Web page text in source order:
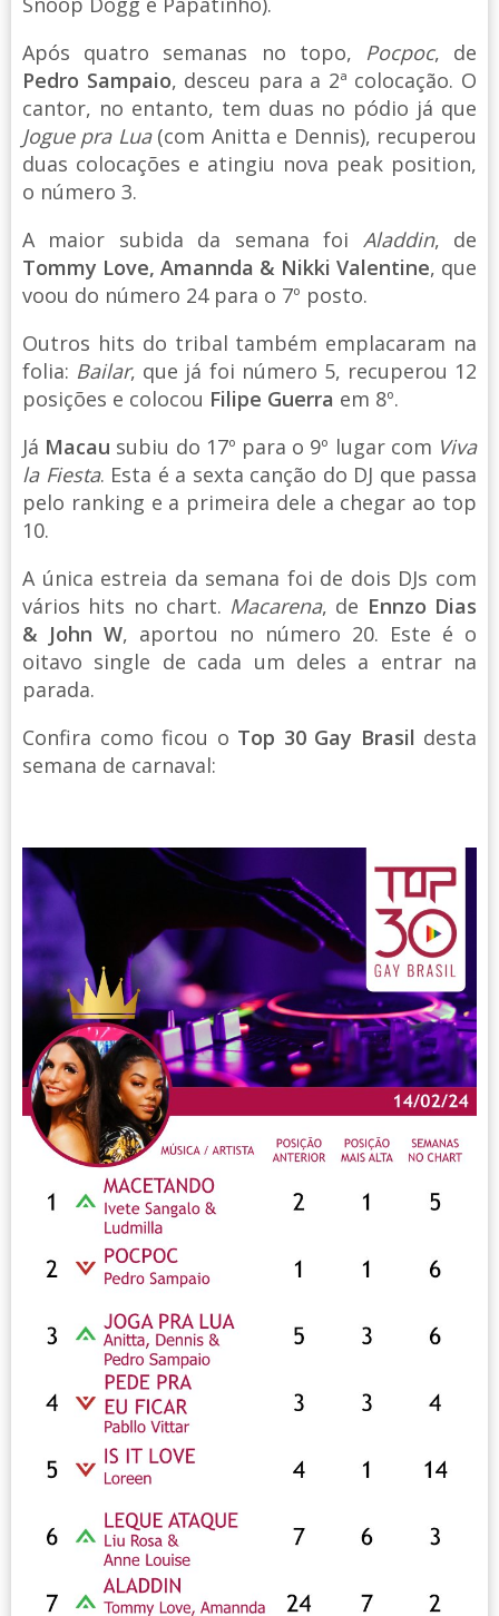
Após quatro semanas no topo, Pocpoc, de
Pedro Sampaio, desceu para a 2ª colocação. O
cantor, no entanto, tem duas no pódio já que
Jogue pra Lua(com Anitta e Dennis), recuperou
duas colocações e atingiu nova peak position,
o número 3.
A maior subida da semana foi Aladdin, de
Tommy Love, Amannda & Nikki Valentine, que
voou do número 24 para o 7º posto.
Outros hits do tribal também emplacaram na
folia: Bailar, que já foi número 5, recuperou 12
posições e colocou Filipe Guerra em 8º.
Já Macau subiu do 17º para o 9º lugar com Viva
la Fiesta. Esta é a sexta canção do DJ que passa
pelo ranking e a primeira dele a chegar ao top
10.
A única estreia da semana foi de dois DJs com
vários hits no chart. Macarena, de Ennzo Dias
& John W, aportou no número 20. Este é o
oitavo single de cada um deles a entrar na
parada.
Confira como ficou o Top 30 Gay Brasil desta
semana de carnaval: